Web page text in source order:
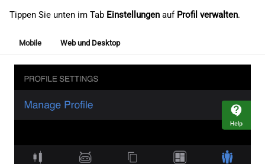
Tippen Sie unten im Tab Einstellungen auf Profil verwalten.
Mobile Web und Desktop